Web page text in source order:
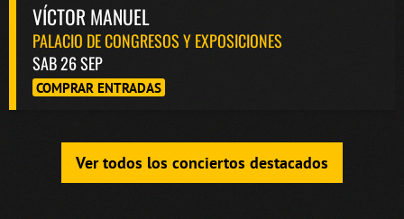
VÍCTOR MANUEL
PALACIO DE CONGRESOS Y EXPOSICIONES
SAB 26 SEP
COMPRAR ENTRADAS
Ver todos los conciertos destacados